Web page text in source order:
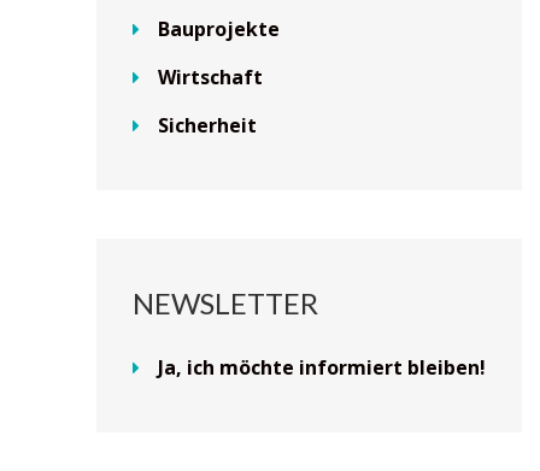
Bauprojekte
Wirtschaft
Sicherheit
NEWSLETTER
Ja, ich möchte informiert bleiben!